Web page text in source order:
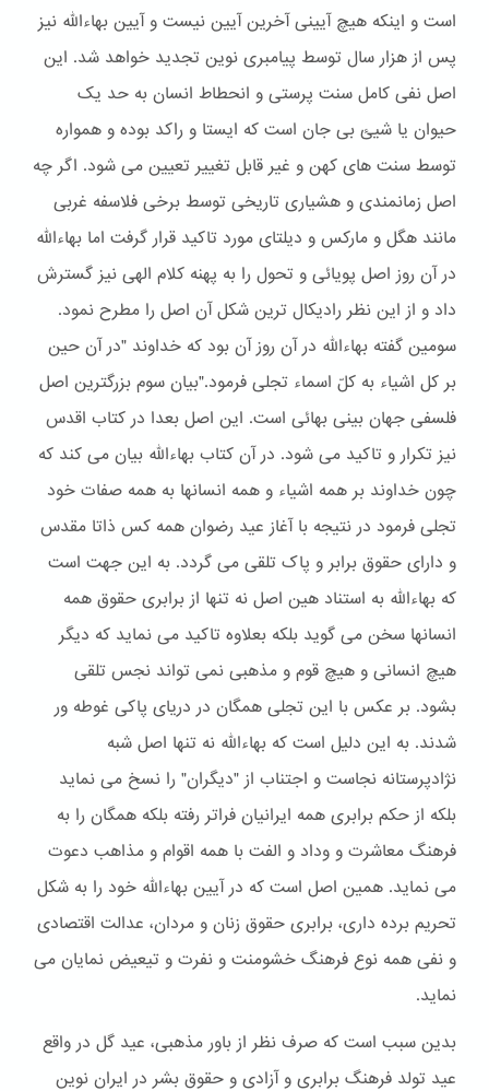
است و اینکه هیچ آیینی آخرین آیین نیست و آیین بهاءالله نیز
پس از هزار سال توسط پیامبری نوین تجدید خواهد شد. این
اصل نفی کامل سنت پرستی و انحطاط انسان به حد یک
حیوان یا شیئ بی جان است که ایستا و راکد بوده و همواره
توسط سنت های کهن و غیر قابل تغییر تعیین می شود. اگر چه
اصل زمانمندی و هشیاری تاریخی توسط برخی فلاسفه غربی
مانند هگل و مارکس و دیلتای مورد تاکید قرار گرفت اما بهاءالله
در آن روز اصل پویائی و تحول را به پهنه کلام الهی نیز گسترش
داد و از این نظر رادیکال ترین شکل آن اصل را مطرح نمود.
سومین گفته بهاءالله در آن روز آن بود که خداوند "در آن حین
بر کل اشیاء به کلّ اسماء تجلی فرمود."بیان سوم بزرگترین اصل
فلسفی جهان بینی بهائی است. این اصل بعدا در کتاب اقدس
نیز تکرار و تاکید می شود. در آن کتاب بهاءالله بیان می کند که
چون خداوند بر همه اشیاء و همه انسانها به همه صفات خود
تجلی فرمود در نتیجه با آغاز عید رضوان همه کس ذاتا مقدس
و دارای حقوق برابر و پاک تلقی می گردد. به این جهت است
که بهاءالله به استناد هین اصل نه تنها از برابری حقوق همه
انسانها سخن می گوید بلکه بعلاوه تاکید می نماید که دیگر
هیچ انسانی و هیچ قوم و مذهبی نمی تواند نجس تلقی
بشود. بر عکس با این تجلی همگان در دریای پاکی غوطه ور
شدند. به این دلیل است که بهاءالله نه تنها اصل شبه
نژادپرستانه نجاست و اجتناب از "دیگران" را نسخ می نماید
بلکه از حکم برابری همه ایرانیان فراتر رفته بلکه همگان را به
فرهنگ معاشرت و وداد و الفت با همه اقوام و مذاهب دعوت
می نماید. همین اصل است که در آیین بهاءالله خود را به شکل
تحریم برده داری، برابری حقوق زنان و مردان، عدالت اقتصادی
و نفی همه نوع فرهنگ خشومنت و نفرت و تیعیض نمایان می
نماید.
بدین سبب است که صرف نظر از باور مذهبی، عید گل در واقع
عید تولد فرهنگ برابری و آزادی و حقوق بشر در ایران نوین